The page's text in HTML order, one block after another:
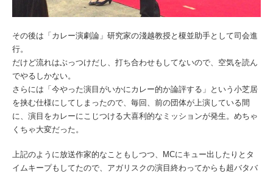
その後は「カレー演劇論」研究家の淺越教授と榎並助手として司会進
行。
だけど流れはぶっつけだし、打ち合わせもしてないので、空気を読ん
でやるしかない。
さらには「今やった演目がいかにカレー的か論評する」という小芝居
を挟む仕様にしてしまったので、毎回、前の団体が上演している間
に、演目をカレーにこじつける大喜利的なミッションが発生。めちゃ
くちゃ大変だった。
上記のように放送作家的なこともしつつ、MCにキュー出したりとタ
イムキープもしてたので、アガリスクの演目終わってからも超バタバ